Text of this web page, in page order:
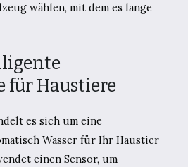
wählen, mit dem es lange
für Haustiere
es sich um eine
Wasser für Ihr Haustier
einen Sensor, um